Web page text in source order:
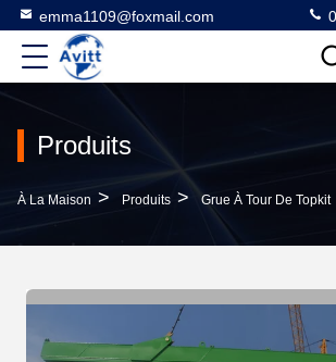
emma1109@foxmail.com
Produits
À La Maison > Produits > Grue À Tour De Topkit